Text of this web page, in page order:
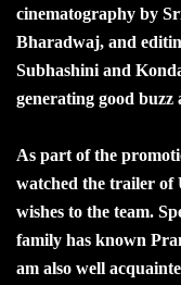
cinematography by
Bharadwaj, and
Subhashini and
generating good buzz
As part of the
watched the trailer of
wishes to the team.
family has known
am also well